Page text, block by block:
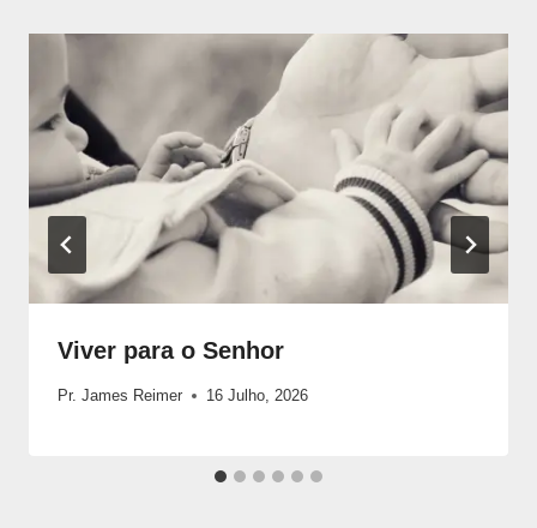
Viver para o Senhor
Pr. James Reimer 16 Julho, 2026